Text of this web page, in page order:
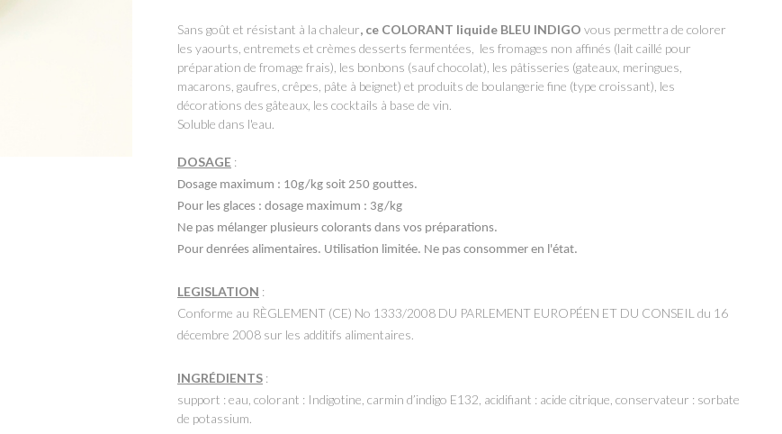
Sans goût et résistant à la chaleur, ce COLORANT liquide BLEU INDIGO vous permettra de colorer
les yaourts, entremets et crèmes desserts fermentées, les fromages non affinés (lait caillé pour
préparation de fromage frais), les bonbons (sauf chocolat), les pâtisseries (gateaux, meringues,
macarons, gaufres, crêpes, pâte à beignet) et produits de boulangerie fine (type croissant), les
décorations des gâteaux, les cocktails à base de vin.
Soluble dans l'eau.
DOSAGE :
Dosage maximum : 10g/kg soit 250 gouttes.
Pour les glaces : dosage maximum : 3g/kg
Ne pas mélanger plusieurs colorants dans vos préparations.
Pour denrées alimentaires. Utilisation limitée. Ne pas consommer en l'état.
LEGISLATION :
Conforme au RÈGLEMENT (CE) No 1333/2008 DU PARLEMENT EUROPÉEN ET DU CONSEIL du 16
décembre 2008 sur les additifs alimentaires.
INGRÉDIENTS :
support : eau, colorant : Indigotine, carmin d’indigo E132, acidifiant : acide citrique, conservateur : sorbate
de potassium.